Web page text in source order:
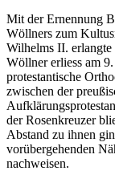
Mit der Ernennung
Wöllners zum
Wilhelms II. erlangte
Wöllner erliess am
protestantische
zwischen der
der Rosenkreuzer
Abstand zu ihnen
vorübergehenden
nachweisen.